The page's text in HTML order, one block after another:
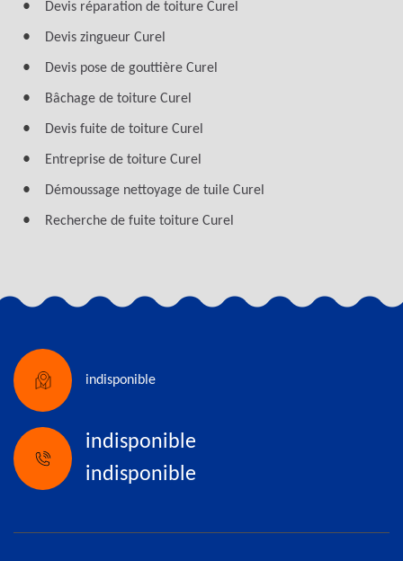
Devis réparation de toiture Curel
Devis zingueur Curel
Devis pose de gouttière Curel
Bâchage de toiture Curel
Devis fuite de toiture Curel
Entreprise de toiture Curel
Démoussage nettoyage de tuile Curel
Recherche de fuite toiture Curel
indisponible
indisponible
indisponible